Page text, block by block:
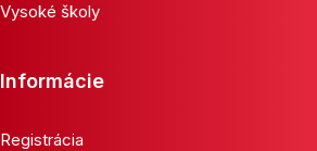
Vysoké školy
Informácie
Registrácia